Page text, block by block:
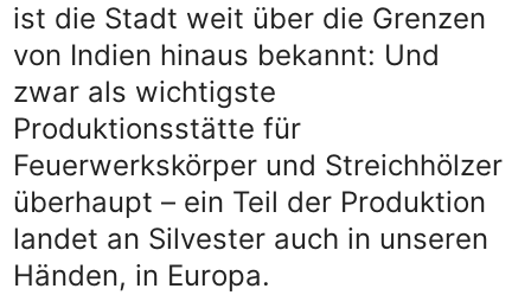
ist die Stadt weit über die Grenzen
von Indien hinaus bekannt: Und
zwar als wichtigste
Produktionsstätte für
Feuerwerkskörper und Streichhölzer
überhaupt – ein Teil der Produktion
landet an Silvester auch in unseren
Händen, in Europa.